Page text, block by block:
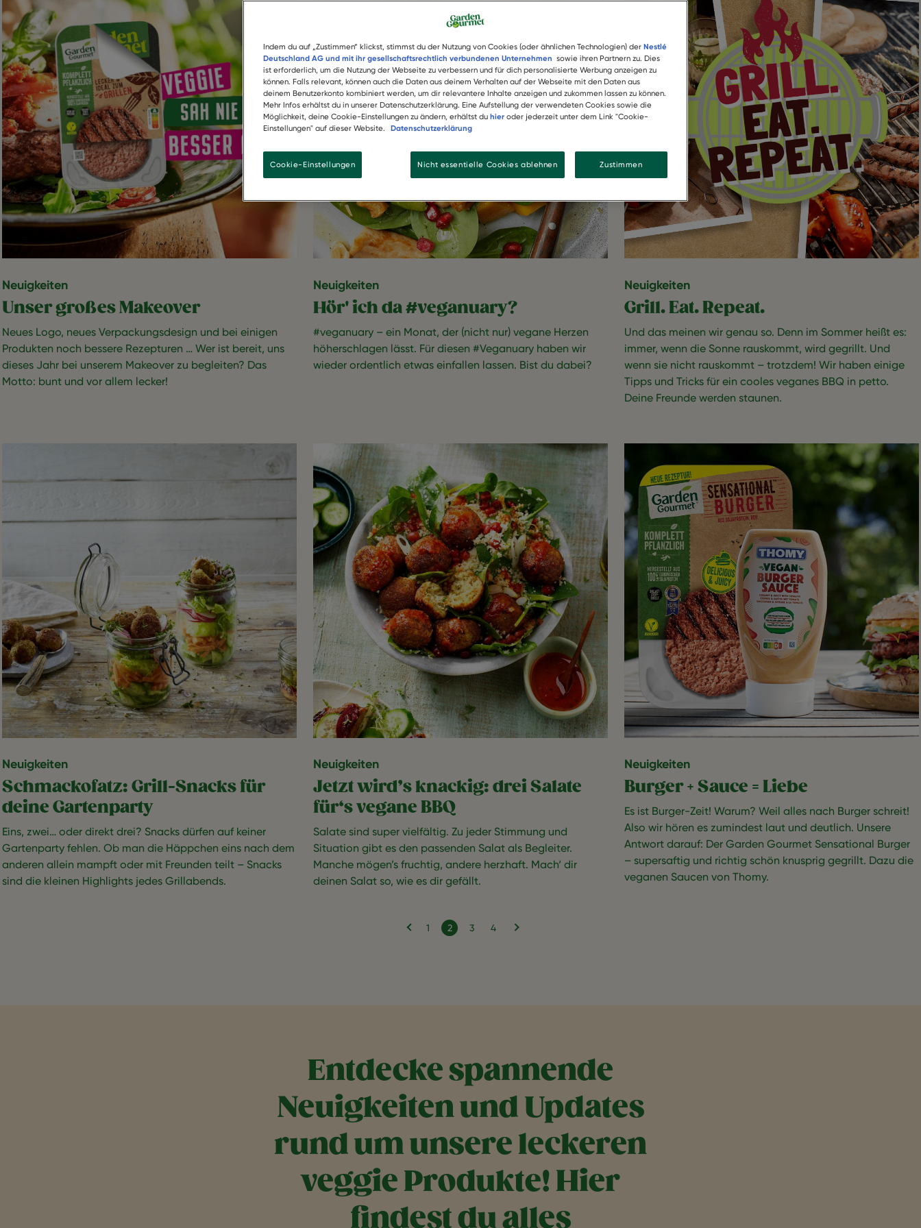
Neuigkeiten
Unser großes Makeover
Neues Logo, neues Verpackungsdesign und bei einigen
Produkten noch bessere Rezepturen … Wer ist bereit, uns
dieses Jahr bei unserem Makeover zu begleiten? Das
Motto: bunt und vor allem lecker!
Neuigkeiten
Hör' ich da #veganuary?
#veganuary – ein Monat, der (nicht nur) vegane Herzen
höherschlagen lässt. Für diesen #Veganuary haben wir
wieder ordentlich etwas einfallen lassen. Bist du dabei?
Neuigkeiten
Grill. Eat. Repeat.
Und das meinen wir genau so. Denn im Sommer heißt es:
immer, wenn die Sonne rauskommt, wird gegrillt. Und
wenn sie nicht rauskommt – trotzdem! Wir haben einige
Tipps und Tricks für ein cooles veganes BBQ in petto.
Deine Freunde werden staunen.
Neuigkeiten
Schmackofatz: Grill-Snacks für
deine Gartenparty
Eins, zwei… oder direkt drei? Snacks dürfen auf keiner
Gartenparty fehlen. Ob man die Häppchen eins nach dem
anderen allein mampft oder mit Freunden teilt – Snacks
sind die kleinen Highlights jedes Grillabends.
Neuigkeiten
Jetzt wird’s knackig: drei Salate
für‘s vegane BBQ
Salate sind super vielfältig. Zu jeder Stimmung und
Situation gibt es den passenden Salat als Begleiter.
Manche mögen’s fruchtig, andere herzhaft. Mach‘ dir
deinen Salat so, wie es dir gefällt.
Neuigkeiten
Burger + Sauce = Liebe
Es ist Burger-Zeit! Warum? Weil alles nach Burger schreit!
Also wir hören es zumindest laut und deutlich. Unsere
Antwort darauf: Der Garden Gourmet Sensational Burger
– supersaftig und richtig schön knusprig gegrillt. Dazu die
veganen Saucen von Thomy.
Vorherige Seite
‹ Page
1 Aktuelle Seite
2 Page
3 Letzte Seite
4 Nächste Seite
›
Entdecke spannende
Neuigkeiten und Updates
rund um unsere leckeren
veggie Produkte! Hier
findest du alles
Indem du auf „Zustimmen“ klickst, stimmst du der Nutzung von Cookies (oder ähnlichen Technologien) der Nestlé
Deutschland AG und mit ihr gesellschaftsrechtlich verbundenen Unternehmen sowie ihren Partnern zu. Dies
ist erforderlich, um die Nutzung der Webseite zu verbessern und für dich personalisierte Werbung anzeigen zu
können. Falls relevant, können auch die Daten aus deinem Verhalten auf der Webseite mit den Daten aus
deinem Benutzerkonto kombiniert werden, um dir relevantere Inhalte anzeigen und zukommen lassen zu können.
Mehr Infos erhältst du in unserer Datenschutzerklärung. Eine Aufstellung der verwendeten Cookies sowie die
Möglichkeit, deine Cookie-Einstellungen zu ändern, erhältst du hier oder jederzeit unter dem Link "Cookie-
Einstellungen" auf dieser Website.
Datenschutzerklärung
Cookie-Einstellungen Nicht essentielle Cookies ablehnen Zustimmen